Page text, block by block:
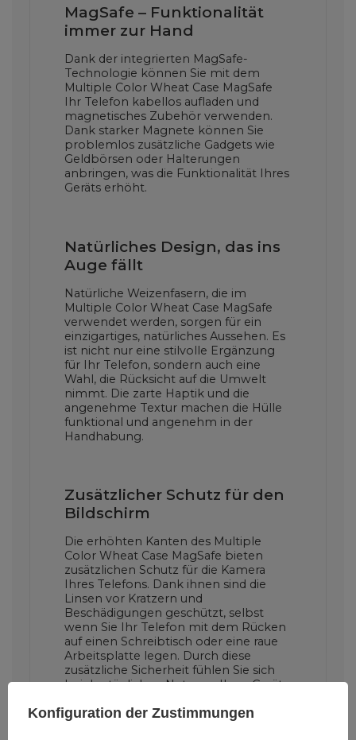
MagSafe – Funktionalität
immer zur Hand
Dank der integrierten MagSafe-
Technologie können Sie mit dem
Multiple Color Wheat Case MagSafe
Ihr Telefon kabellos aufladen und
magnetisches Zubehör verwenden.
Dank starker Magnete können Sie
problemlos zusätzliche Gadgets wie
Geldbörsen oder Halterungen
anbringen, was die Funktionalität Ihres
Geräts erhöht.
Natürliches Design, das ins
Auge fällt
Natürliche Weizenfasern, die im
Multiple Color Wheat Case MagSafe
verwendet werden, sorgen für ein
einzigartiges, natürliches Aussehen. Es
ist nicht nur eine stilvolle Ergänzung
für Ihr Telefon, sondern auch eine
Wahl, die Rücksicht auf die Umwelt
nimmt. Die zarte Haptik und die
angenehme Textur machen die Hülle
funktional und angenehm in der
Handhabung.
Zusätzlicher Schutz für den
Bildschirm
Die erhöhten Kanten des Multiple
Color Wheat Case MagSafe bieten
zusätzlichen Schutz für die Kamera
Ihres Telefons. Dank ihnen sind die
Linsen vor Kratzern und
Beschädigungen geschützt, selbst
wenn Sie Ihr Telefon mit dem Rücken
auf einen Schreibtisch oder eine raue
Arbeitsplatte legen. Durch diese
zusätzliche Sicherheit fühlen Sie sich
bei der täglichen Nutzung Ihres Geräts
Konfiguration der Zustimmungen